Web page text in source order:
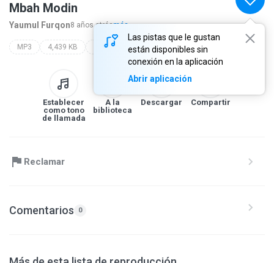
Las pistas que le gustan
están disponibles sin
conexión en la aplicación
Abrir aplicación
Mbah Modin
Yaumul Furqon8 años atrásmás...
MP3 4,439 KB koplo mantab
Establecer
como tono
de llamada
A la
biblioteca
Descargar Compartir
Reclamar
Comentarios 0